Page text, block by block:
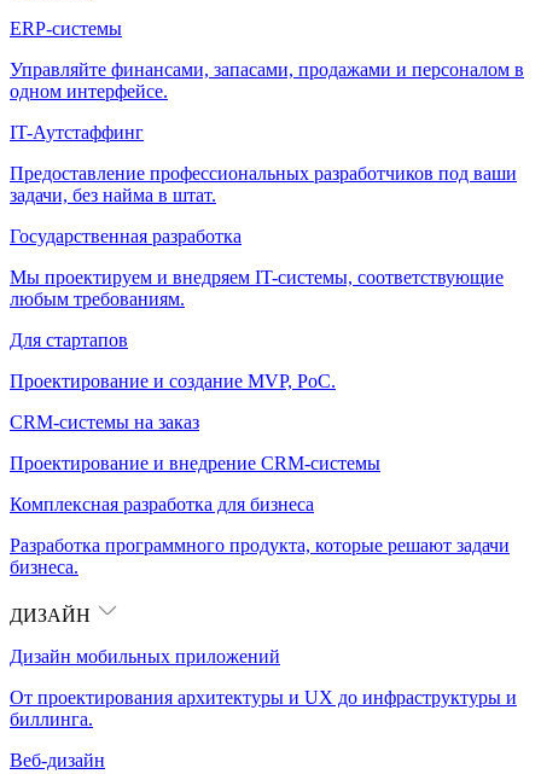
ERP-системы
Управляйте финансами, запасами, продажами и персоналом в
одном интерфейсе.
IT-Аутстаффинг
Предоставление профессиональных разработчиков под ваши
задачи, без найма в штат.
Государственная разработка
Мы проектируем и внедряем IT-системы, соответствующие
любым требованиям.
Для стартапов
Проектирование и создание MVP, PoC.
CRM-системы на заказ
Проектирование и внедрение CRM-системы
Комплексная разработка для бизнеса
Разработка программного продукта, которые решают задачи
бизнеса.
ДИЗАЙН
Дизайн мобильных приложений
От проектирования архитектуры и UX до инфраструктуры и
биллинга.
Веб-дизайн